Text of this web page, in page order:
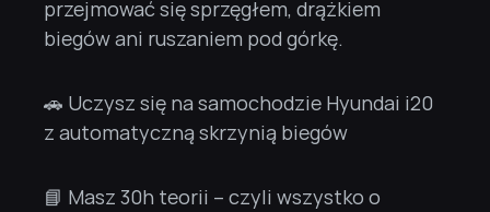
przejmować się sprzęgłem, drążkiem
biegów ani ruszaniem pod górkę.
🚗 Uczysz się na samochodzie Hyundai i20
z automatyczną skrzynią biegów
📘 Masz 30h teorii – czyli wszystko o